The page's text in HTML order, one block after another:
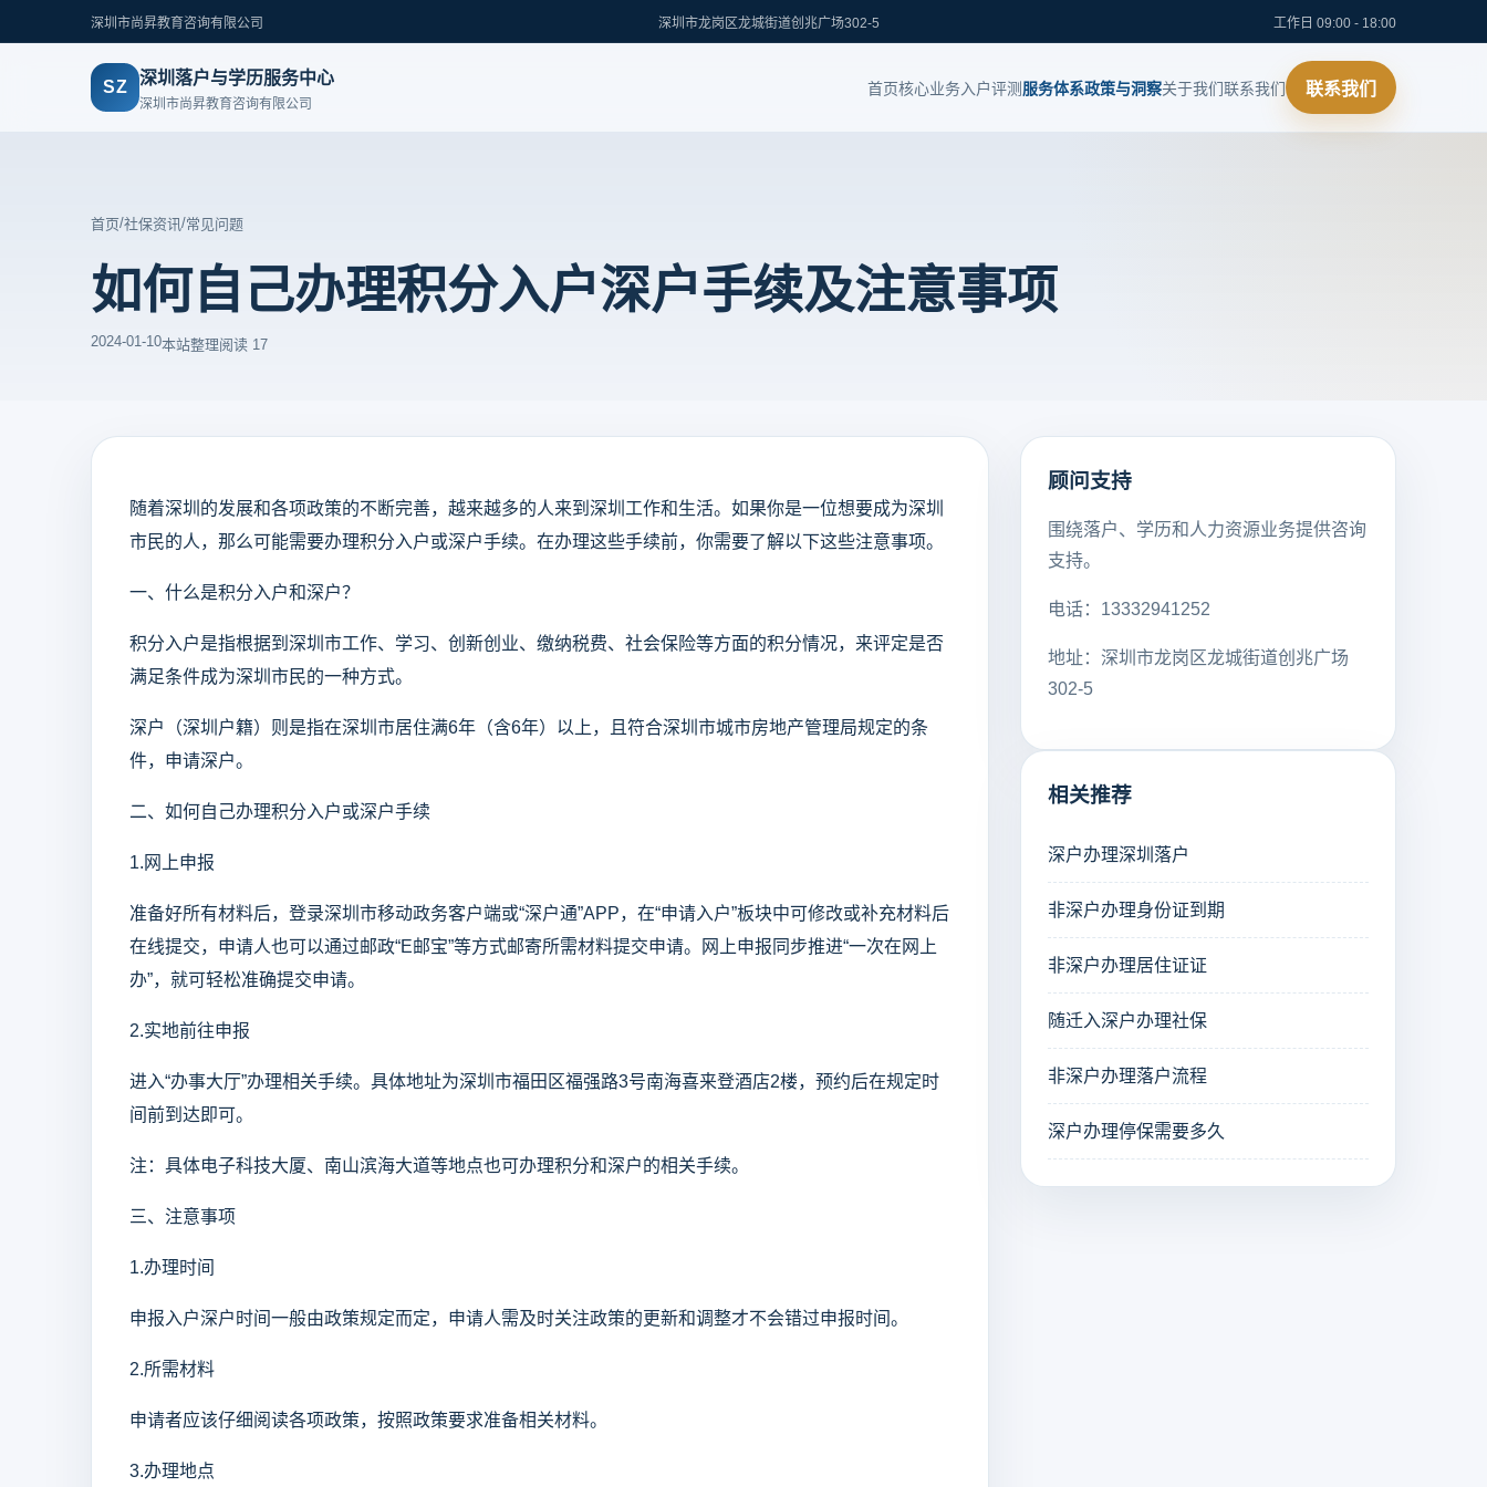
深圳市尚昇教育咨询有限公司 深圳市龙岗区龙城街道创兆广场302-5 工作日 09:00 - 18:00
SZ 深圳落户与学历服务中心
深圳市尚昇教育咨询有限公司
首页核心业务入户评测 服务体系政策与洞察关于我们联系我们 联系我们
首页/社保资讯/常见问题
如何自己办理积分入户深户手续及注意事项
2024-01-10本站整理阅读 17
随着深圳的发展和各项政策的不断完善，越来越多的人来到深圳工作和生活。如果你是一位想要成为深圳
市民的人，那么可能需要办理积分入户或深户手续。在办理这些手续前，你需要了解以下这些注意事项。
一、什么是积分入户和深户？
积分入户是指根据到深圳市工作、学习、创新创业、缴纳税费、社会保险等方面的积分情况，来评定是否
满足条件成为深圳市民的一种方式。
深户（深圳户籍）则是指在深圳市居住满6年（含6年）以上，且符合深圳市城市房地产管理局规定的条
件，申请深户。
二、如何自己办理积分入户或深户手续
1.网上申报
准备好所有材料后，登录深圳市移动政务客户端或“深户通”APP，在“申请入户”板块中可修改或补充材料后
在线提交，申请人也可以通过邮政“E邮宝”等方式邮寄所需材料提交申请。网上申报同步推进“一次在网上
办”，就可轻松准确提交申请。
2.实地前往申报
进入“办事大厅”办理相关手续。具体地址为深圳市福田区福强路3号南海喜来登酒店2楼，预约后在规定时
间前到达即可。
注：具体电子科技大厦、南山滨海大道等地点也可办理积分和深户的相关手续。
三、注意事项
1.办理时间
申报入户深户时间一般由政策规定而定，申请人需及时关注政策的更新和调整才不会错过申报时间。
2.所需材料
申请者应该仔细阅读各项政策，按照政策要求准备相关材料。
3.办理地点
顾问支持
围绕落户、学历和人力资源业务提供咨询
支持。
电话：13332941252
地址：深圳市龙岗区龙城街道创兆广场
302-5
相关推荐
深户办理深圳落户
非深户办理身份证到期
非深户办理居住证证
随迁入深户办理社保
非深户办理落户流程
深户办理停保需要多久